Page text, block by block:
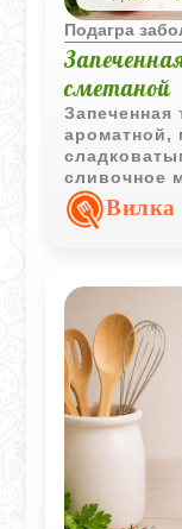
Подагра
сметаной
Запеченная
ароматной,
сливочное
дополняет
Вилка